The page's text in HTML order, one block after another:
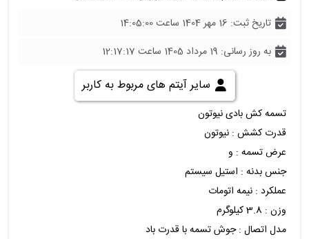
تاریخ ثبت: 16 مهر 1404 ساعت 14:05:00
به روز رسانی: 19 مرداد 1405 ساعت 12:17:17
سایر آیتم های مربوط به کاربر
تسمه کش بادی نیوتون
قدرت کشش : نیوتون
عرض تسمه : و
جنس بدنه : استیل سیستم
عملکرد : نیمه اتومات
وزن : 3.8 کیلوگرم
مدل اتصال : جوش تسمه با قدرت باد